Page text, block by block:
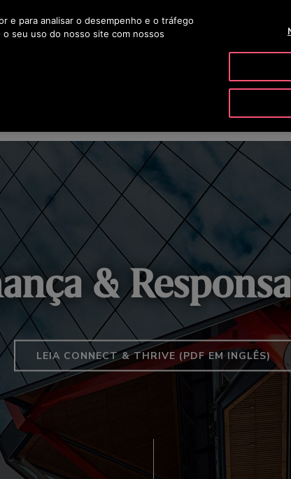
0800 703 1061 OTISLINE 0800 704 8783
&
LEIA CONNECT & THRIVE (PDF EM INGLÊS)
e para analisar o desempenho e o tráfego
seu uso do nosso site com nossos